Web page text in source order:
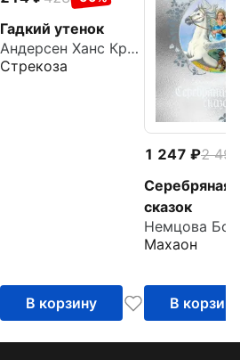
Гадкий утенок
Андерсен Ханс Кристиан
Стрекоза
В корзину
1 247
2 493
Серебряная
сказок
Немцова
Махаон
В корзину